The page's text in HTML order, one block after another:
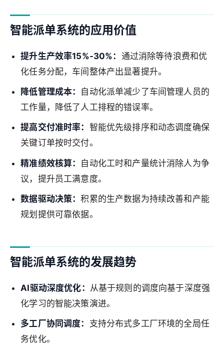
智能派单系统的应用价值
提升生产效率15%-30%： 通过消除等待浪费和优
化任务分配，车间整体产出显著提升。
降低管理成本： 自动化派单减少了车间管理人员的
工作量，降低了人工排程的错误率。
提高交付准时率： 智能优先级排序和动态调度确保
关键订单按时交付。
精准绩效核算： 自动化工时和产量统计消除人为争
议，提升员工满意度。
数据驱动决策：积累的生产数据为持续改善和产能
规划提供可靠依据。
智能派单系统的发展趋势
AI驱动深度优化： 从基于规则的调度向基于深度强
化学习的智能决策演进。
多工厂协同调度： 支持分布式多工厂环境的全局任
务优化。